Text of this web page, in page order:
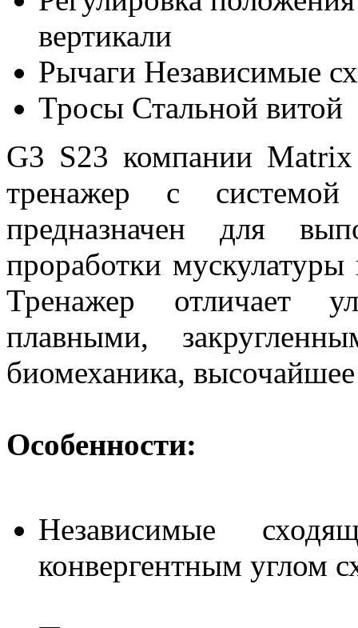
вертикали
Рычаги Независимые
Тросы Стальной витой
G3 S23 компании
тренажер с
предназначен для
проработки мускулатуры
Тренажер отличает
плавными,
биомеханика,
Особенности:
Независимые
конвергентным углом